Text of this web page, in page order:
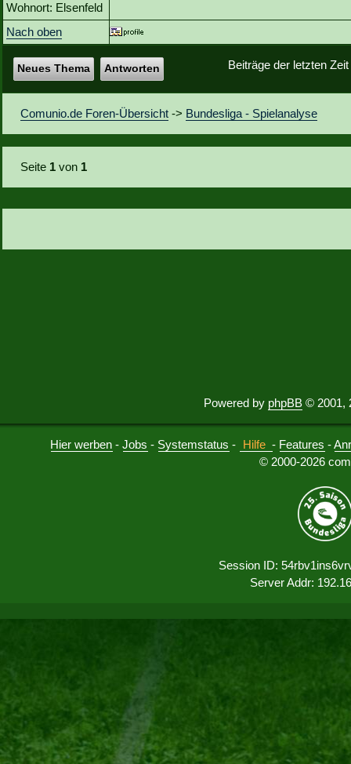
Wohnort: Elsenfeld
Nach oben
Beiträge der letzten
Neues Thema Antworten
Comunio.de Foren-Übersicht -> Bundesliga - Spielanalyse
Seite 1 von 1
Powered by phpBB © 2001,
Hier werben -Jobs - Systemstatus - Hilfe - Features -
© 2000-2026
Session ID:
Server Addr: